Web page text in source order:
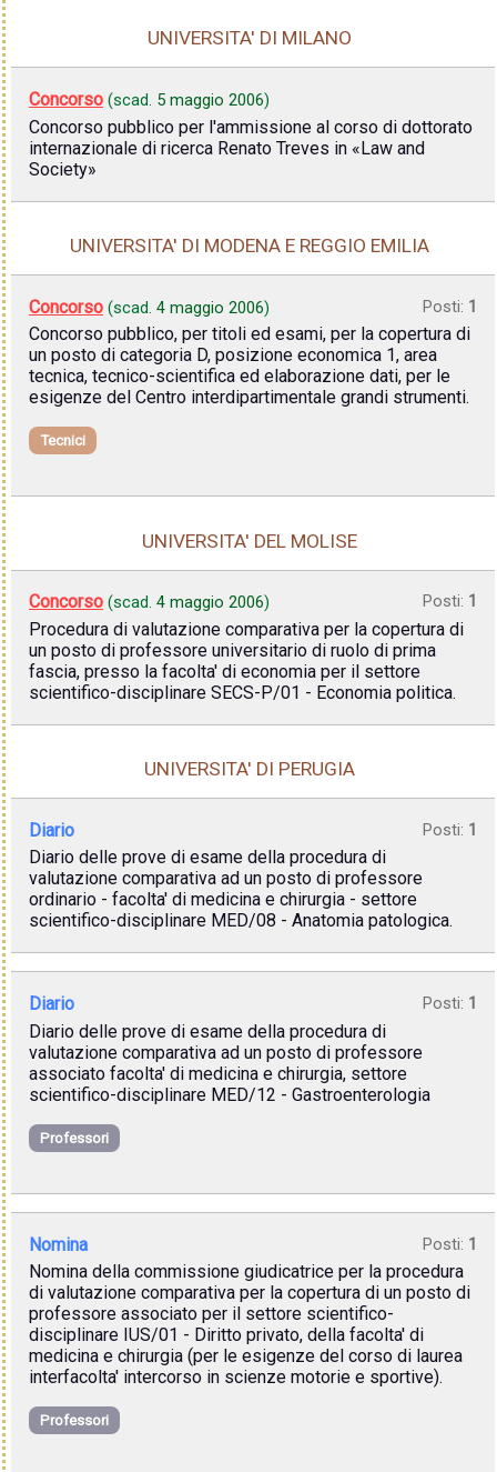
UNIVERSITA' DI MILANO
Concorso (scad. 5 maggio 2006)
Concorso pubblico per l'ammissione al corso di dottorato
internazionale di ricerca Renato Treves in «Law and
Society»
UNIVERSITA' DI MODENA E REGGIO EMILIA
Concorso (scad. 4 maggio 2006) Posti: 1
Concorso pubblico, per titoli ed esami, per la copertura di
un posto di categoria D, posizione economica 1, area
tecnica, tecnico-scientifica ed elaborazione dati, per le
esigenze del Centro interdipartimentale grandi strumenti.
Tecnici
UNIVERSITA' DEL MOLISE
Concorso (scad. 4 maggio 2006) Posti: 1
Procedura di valutazione comparativa per la copertura di
un posto di professore universitario di ruolo di prima
fascia, presso la facolta' di economia per il settore
scientifico-disciplinare SECS-P/01 - Economia politica.
UNIVERSITA' DI PERUGIA
Diario Posti: 1
Diario delle prove di esame della procedura di
valutazione comparativa ad un posto di professore
ordinario - facolta' di medicina e chirurgia - settore
scientifico-disciplinare MED/08 - Anatomia patologica.
Diario Posti: 1
Diario delle prove di esame della procedura di
valutazione comparativa ad un posto di professore
associato facolta' di medicina e chirurgia, settore
scientifico-disciplinare MED/12 - Gastroenterologia
Professori
Nomina Posti: 1
Nomina della commissione giudicatrice per la procedura
di valutazione comparativa per la copertura di un posto di
professore associato per il settore scientifico-
disciplinare IUS/01 - Diritto privato, della facolta' di
medicina e chirurgia (per le esigenze del corso di laurea
interfacolta' intercorso in scienze motorie e sportive).
Professori